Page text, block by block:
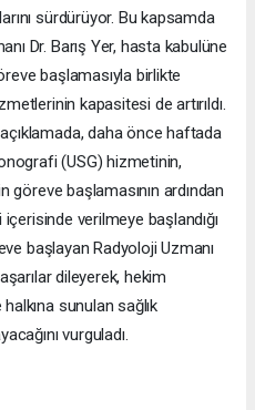
sürdürüyor. Bu kapsamda
Dr. Barış Yer, hasta kabulüne
başlamasıyla birlikte
kapasitesi de artırıldı.
daha önce haftada
(USG) hizmetinin,
göreve başlamasının ardından
verilmeye başlandığı
başlayan Radyoloji Uzmanı
dileyerek, hekim
sunulan sağlık
vurguladı.